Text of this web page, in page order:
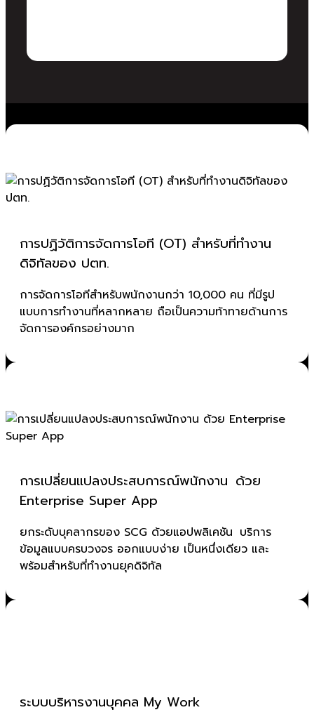
การปฏิวัติการจัดการโอที (OT) สำหรับที่ทำงาน
ดิจิทัลของ ปตท.
การจัดการโอทีสำหรับพนักงานกว่า 10,000 คน ที่มีรูป
แบบการทำงานที่หลากหลาย ถือเป็นความท้าทายด้านการ
จัดการองค์กรอย่างมาก
การเปลี่ยนแปลงประสบการณ์พนักงาน ด้วย
Enterprise Super App
ยกระดับบุคลากรของ SCG ด้วยแอปพลิเคชัน บริการ
ข้อมูลแบบครบวงจร ออกแบบง่าย เป็นหนึ่งเดียว และ
พร้อมสำหรับที่ทำงานยุคดิจิทัล
ระบบบริหารงานบุคคล My Work